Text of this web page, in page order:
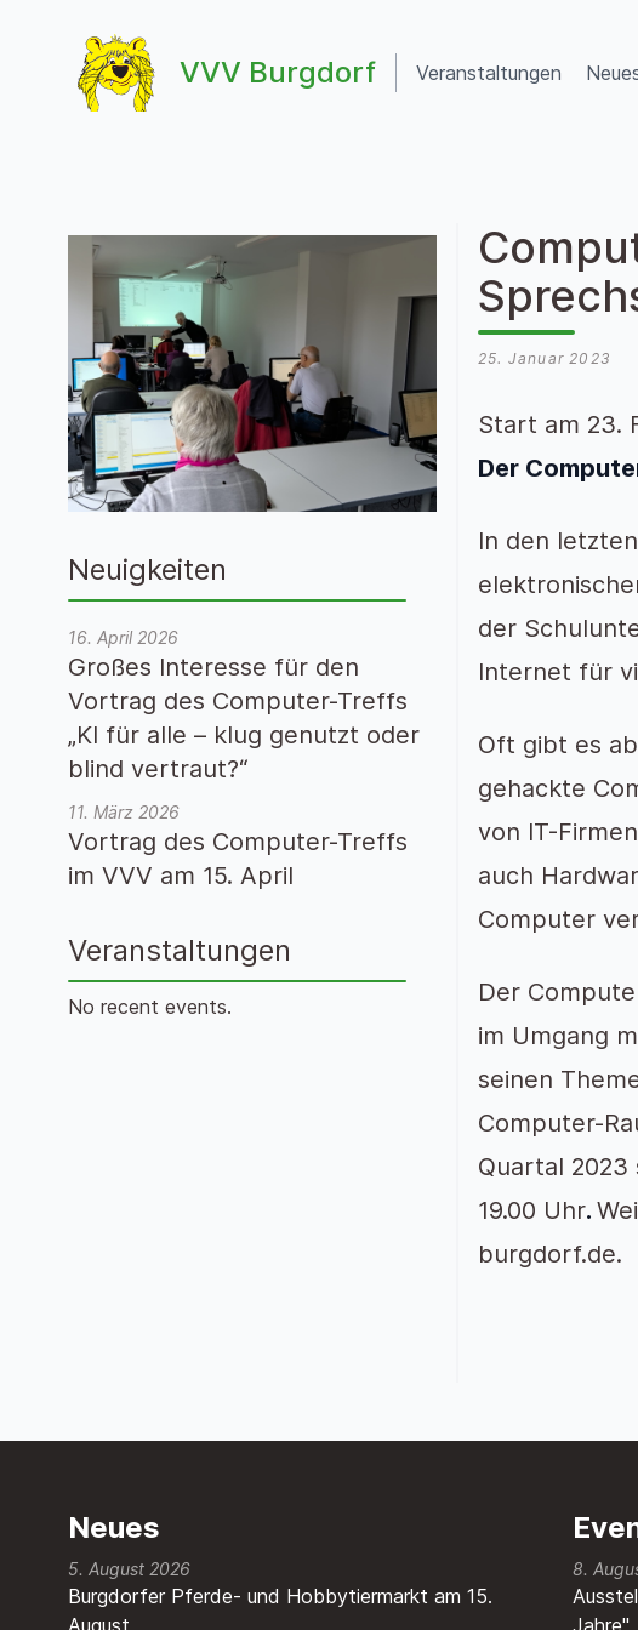
VVV Burgdorf
VVV Burgdorf
Veranstaltungen
25. Januar 2023
Start am 23.
Der
In den
der
Internet für
Oft gibt es
gehackte
von IT-
auch
Computer
Der
im Umgang
seinen
Computer-
Quartal 2023
19.00 Uhr.
burgdorf.de.
Neuigkeiten
16. April 2026
Großes Interesse für den
Vortrag des Computer-Treffs
„KI für alle – klug genutzt oder
blind vertraut?“
11. März 2026
Vortrag des Computer-Treffs
im VVV am 15. April
Veranstaltungen
No recent events.
Neues
Burgdorfer Pferde- und Hobbytiermarkt am 15.
August
5. August 2026 8.
Jahre"